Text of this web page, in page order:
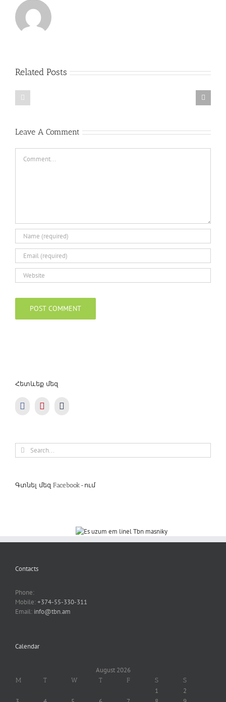
Related Posts
Միջազգային
Leave A Comment
Հետևեք մեզ
Search
for:
Գտնել մեզ Facebook-ում
Contacts
Phone:
Mobile:+374-55-330-311
Email: info@tbn.am
Calendar
August 2026
M T W T F S S
1
2